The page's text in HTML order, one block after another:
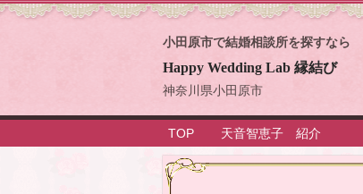
小田原市で結婚相談所を探すなら
Happy Wedding Lab 縁結び
神奈川県小田原市
TOP 天音智恵子 紹介